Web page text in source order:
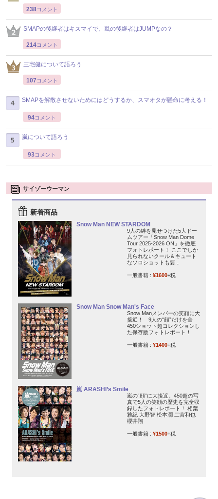
238コメント
SMAPの後継者はキスマイで、嵐の後継者はJUMPなの？
214コメント
三宅健について語ろう
107 コメント
SMAPを解散させないためにはどうするか、スマオタが懸命に考える！
94コメント
嵐について語ろう
93コメント
サイゾーウーマン
新着商品
Snow Man NEW STARDOM
9人の絆を見せつけた5大ドー
ムツアー「Snow Man Dome
Tour 2025-2026 ON」を徹底
フォトレポート！ ここでしか
見られないクール＆キュート
なソロショットも要...
一般書籍 : ¥1600+税
Snow Man Snow Man's Face
Snow Manメンバーの笑顔に大
接近！ 9人の“顔”だけを全
450ショット超コレクションし
た保存版フォトレポート！
一般書籍 : ¥1400+税
嵐 ARASHI’s Smile
嵐の“顔”に大接近。450超の写
真で5人の笑顔の歴史を完全収
録したフォトレポート！ 相葉
雅紀 大野智 松本潤 二宮和也
櫻井翔
一般書籍 : ¥1500+税